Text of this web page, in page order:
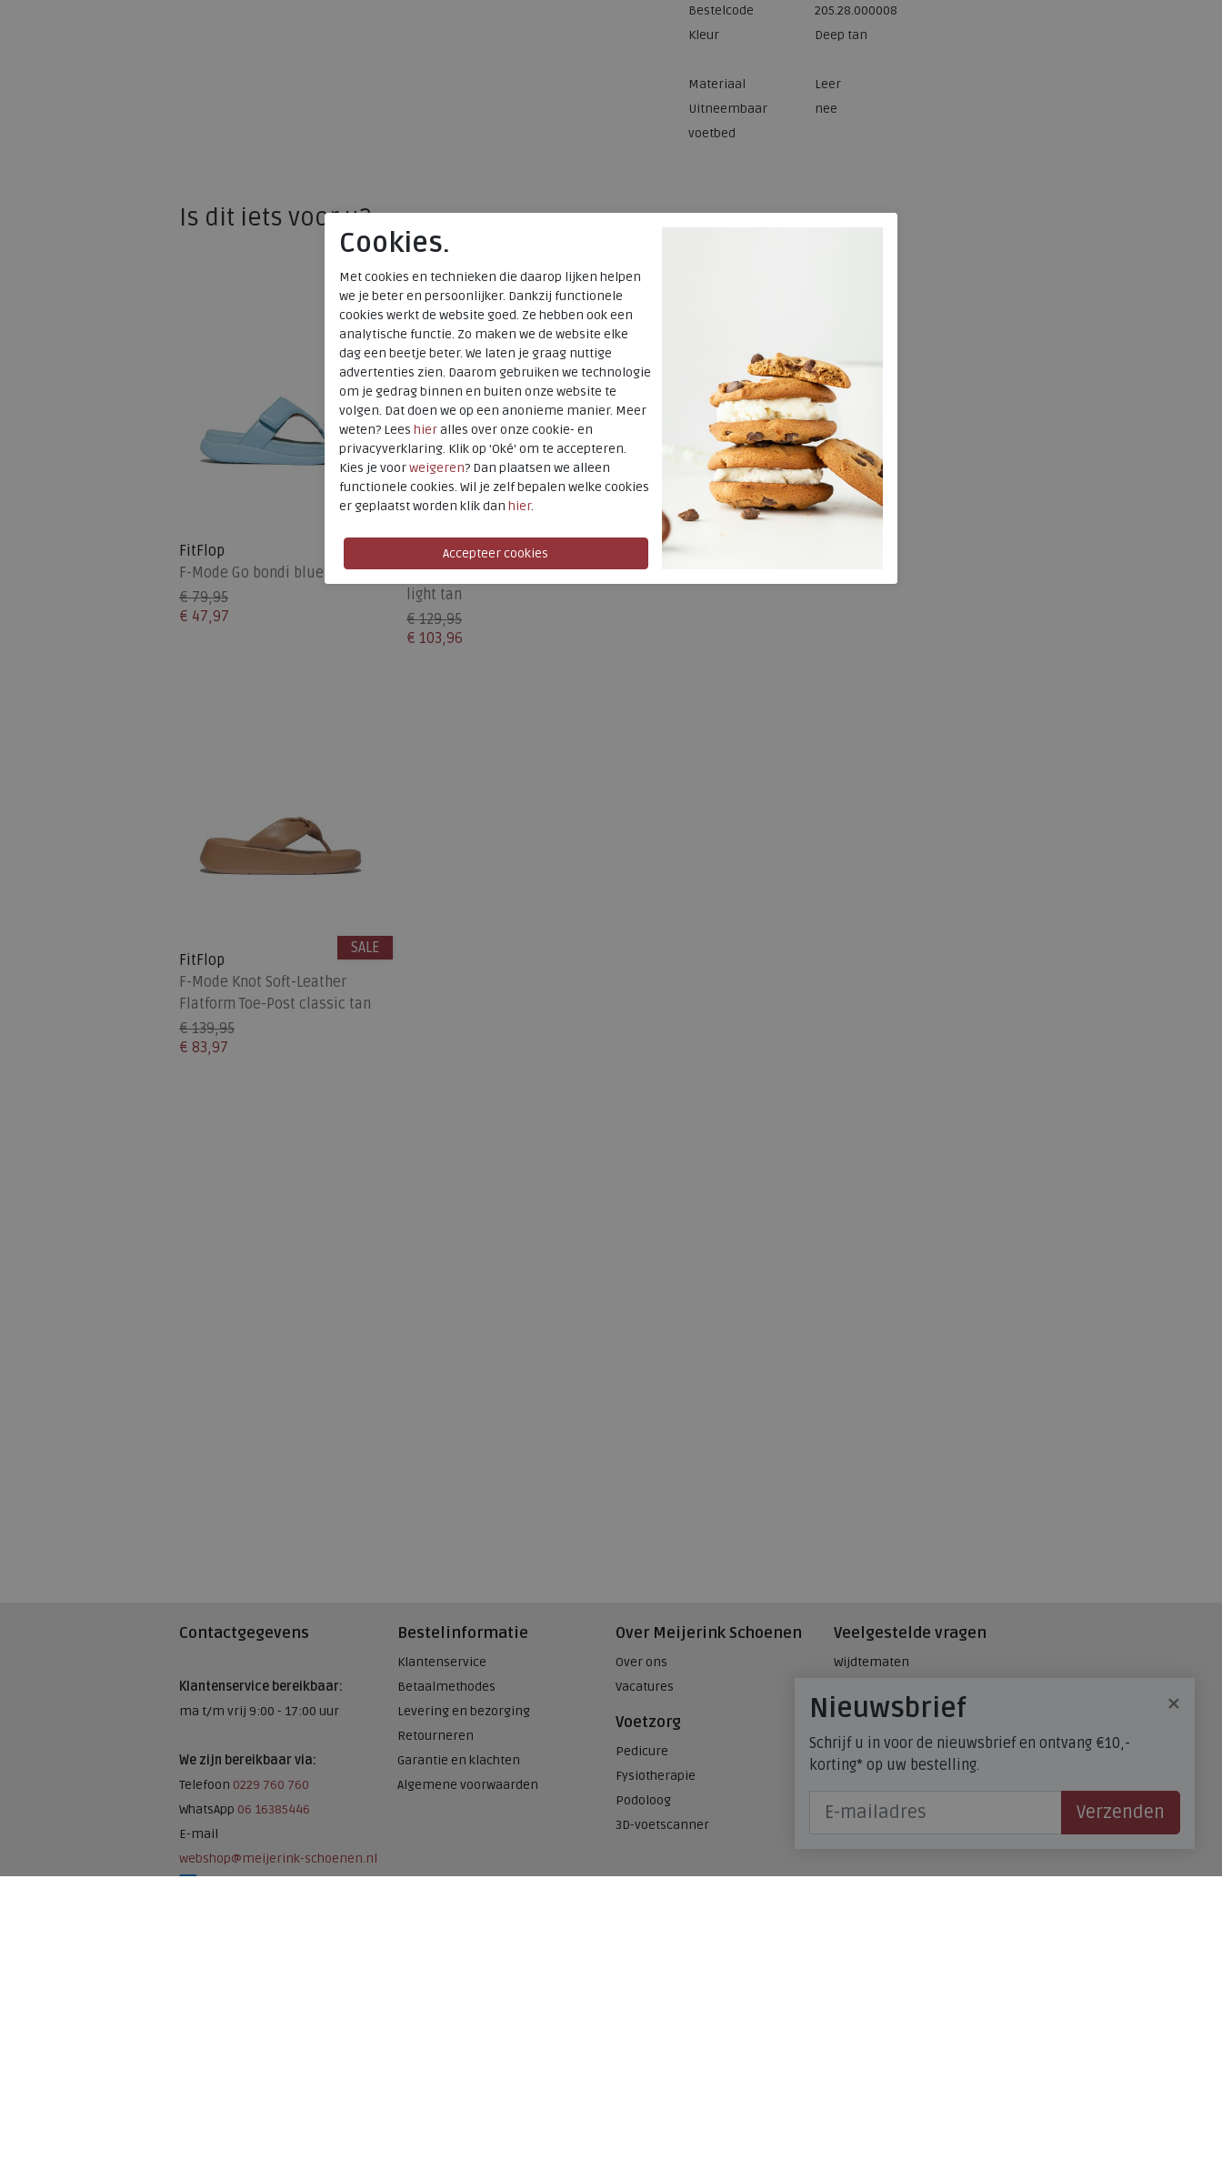
Bestelcode
205.28.000008
Kleur
Deep tan
Materiaal
Leer
Uitneembaar
voetbed
nee
Is dit iets voor u?
FitFlop
F-Mode Go bondi blue
€ 79,95
€ 47,97
SALE
FitFlop
F-Mode Flatform Cross Slides
light tan
€ 129,95
€ 103,96
SALE
FitFlop
F-Mode Knot Soft-Leather
Flatform Toe-Post classic tan
€ 139,95
€ 83,97
SALE
Contactgegevens
Klantenservice bereikbaar:
ma t/m vrij 9:00 - 17:00 uur
We zijn bereikbaar via:
Telefoon 0229 760 760
WhatsApp 06 16385446
E-mail
webshop@meijerink-schoenen.nl
Bestelinformatie
Klantenservice
Betaalmethodes
Levering en bezorging
Retourneren
Garantie en klachten
Algemene voorwaarden
Over Meijerink Schoenen
Over ons
Vacatures
Voetzorg
Pedicure
Fysiotherapie
Podoloog
3D-voetscanner
Veelgestelde vragen
Wijdtematen
Maatadvies, wat is mijn
schoenmaat?
FitFlop - maatadvies
×
Nieuwsbrief
Schrijf u in voor de nieuwsbrief en ontvang €10,-
korting* op uw bestelling.
Verzenden
Cookies.
Met cookies en technieken die daarop lijken helpen
we je beter en persoonlijker. Dankzij functionele
cookies werkt de website goed. Ze hebben ook een
analytische functie. Zo maken we de website elke
dag een beetje beter. We laten je graag nuttige
advertenties zien. Daarom gebruiken we technologie
om je gedrag binnen en buiten onze website te
volgen. Dat doen we op een anonieme manier. Meer
weten? Lees hieralles over onze cookie- en
privacyverklaring. Klik op 'Oké' om te accepteren.
Kies je voorweigeren? Dan plaatsen we alleen
functionele cookies. Wil je zelf bepalen welke cookies
er geplaatst worden klik dan hier.